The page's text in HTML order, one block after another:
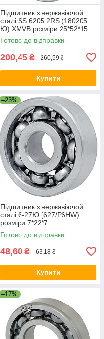
Підшипник з нержавіючой
сталі SS 6205 2RS (180205
Ю) XMVB розміри 25*52*15
Готово до відправки
200,45 ₴ 260,59 ₴
Купити
–23%
Підшипник з нержавіючой
сталі 6-27Ю (627/P6HW)
розміри 7*22*7
Готово до відправки
48,60 ₴ 63,18 ₴
Купити
–17%